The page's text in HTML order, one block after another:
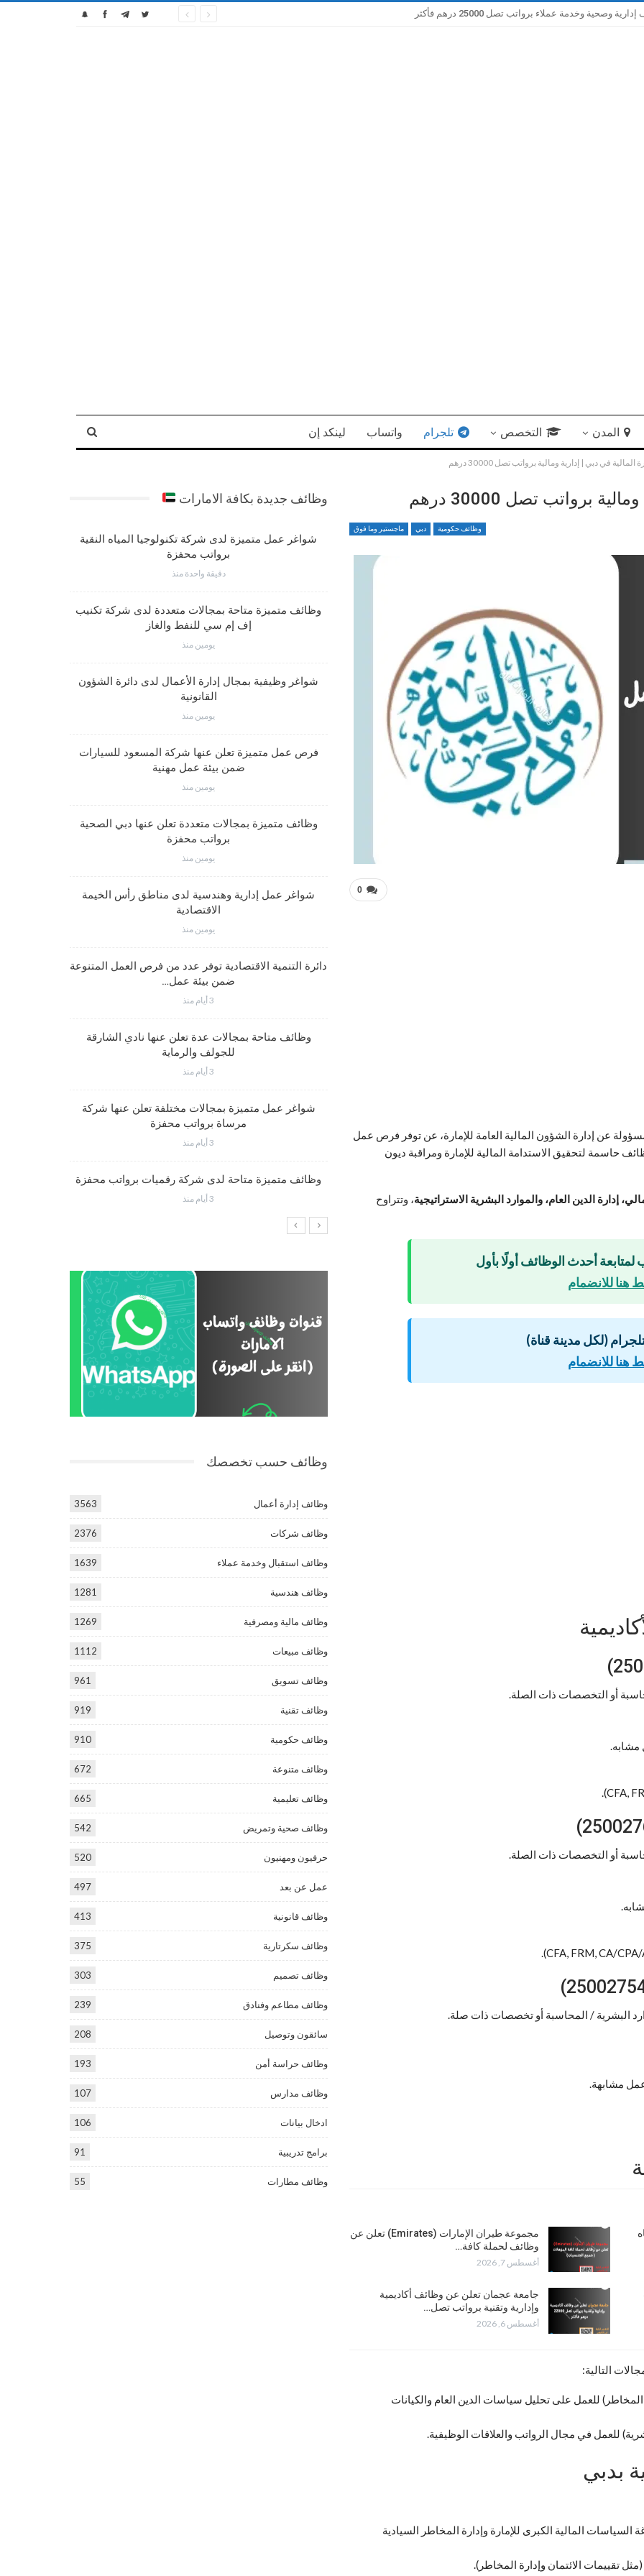
وخدمة عملاء برواتب تصل 25000 درهم فأكثر
المدن التخصص تلجرام واتساب لينكد إن
في دبي | إدارية ومالية برواتب تصل 30000 درهم
برواتب تصل 30000 درهم
وظائف حكومية دبي ماجستير وما فوق
0
عن إدارة الشؤون المالية العامة للإمارة، عن توفر فرص عمل
حاسمة لتحقيق الاستدامة المالية للإمارة ومراقبة ديون
إدارة الدين العام، والموارد البشرية الاستراتيجية، وتتراوح
لمتابعة أحدث الوظائف أولًا بأول
هنا للانضمام
(لكل مدينة قناة)
هنا للانضمام
أو التخصصات ذات الصلة.
أو التخصصات ذات الصلة.
البشرية / المحاسبة أو تخصصات ذات صلة.
مجموعة طيران الإمارات (Emirates) تعلن عن
وظائف لحملة كافة…
أغسطس 7, 2026
جامعة عجمان تعلن عن وظائف أكاديمية
وإدارية وتقنية برواتب تصل…
أغسطس 6, 2026
التالية:
المخاطر) للعمل على تحليل سياسات الدين العام والكيانات
للعمل في مجال الرواتب والعلاقات الوظيفية.
بدبي
المالية الكبرى للإمارة وإدارة المخاطر السيادية
تقييمات الائتمان وإدارة المخاطر).
وظائف جديدة بكافة الامارات
فرص عمل متميزة بمجال إدارة الأعمال في جهاز الإمارات
وظائف متميزة ضمن بيئة عمل مهنية برواتب محفزة
4 أسابيع منذ
شواغر وظيفية بمجال التمريض لدى Elite Plastic And
Cosmetic Group
فرص عمل متميزة تعلن عنها Manpower Middle East
4 أسابيع منذ
فرص عمل تعليمية تعلن عنها Colours Castle Nursery
4 أسابيع منذ
4 أسابيع منذ
شواغر عمل متميزة لدى شركة تكنولوجيا المياه النقية
برواتب محفزة
دقيقة واحدة منذ
وظائف متميزة متاحة بمجالات متعددة لدى شركة تكنيب
إف إم سي للنفط والغاز
يومين منذ
شواغر وظيفية بمجال إدارة الأعمال لدى دائرة الشؤون
القانونية
يومين منذ
فرص عمل متميزة تعلن عنها شركة المسعود للسيارات
ضمن بيئة عمل مهنية
يومين منذ
وظائف متميزة بمجالات متعددة تعلن عنها دبي الصحية
برواتب محفزة
يومين منذ
شواغر عمل إدارية وهندسية لدى مناطق رأس الخيمة
الاقتصادية
يومين منذ
دائرة التنمية الاقتصادية توفر عدد من فرص العمل المتنوعة
ضمن بيئة عمل…
3 أيام منذ
وظائف متاحة بمجالات عدة تعلن عنها نادي الشارقة
للجولف والرماية
3 أيام منذ
شواغر عمل متميزة بمجالات مختلفة تعلن عنها شركة
مرساة برواتب محفزة
3 أيام منذ
وظائف متميزة متاحة لدى شركة رقميات برواتب محفزة
3 أيام منذ
وظائف حسب تخصصك
وظائف إدارة أعمال 3563
وظائف شركات 2376
وظائف استقبال وخدمة عملاء 1639
وظائف هندسية 1281
وظائف مالية ومصرفية 1269
وظائف مبيعات 1112
وظائف تسويق 961
وظائف تقنية 919
وظائف حكومية 910
وظائف متنوعة 672
وظائف تعليمية 665
وظائف صحية وتمريض 542
حرفيون ومهنيون 520
عمل عن بعد 497
وظائف قانونية 413
وظائف سكرتارية 375
وظائف تصميم 303
وظائف مطاعم وفنادق 239
سائقون وتوصيل 208
وظائف حراسة أمن 193
وظائف مدارس 107
ادخال بيانات 106
برامج تدريبية 91
وظائف مطارات 55